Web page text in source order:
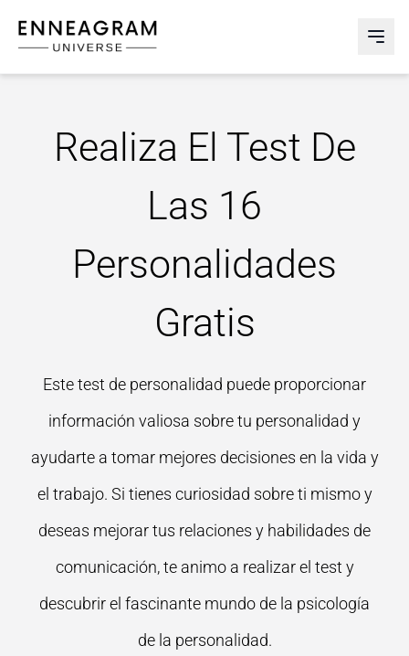
Enneagram Universe
Realiza El Test De
Las 16
Personalidades
Gratis
Este test de personalidad puede proporcionar
información valiosa sobre tu personalidad y
ayudarte a tomar mejores decisiones en la vida y
el trabajo. Si tienes curiosidad sobre ti mismo y
deseas mejorar tus relaciones y habilidades de
comunicación, te animo a realizar el test y
descubrir el fascinante mundo de la psicología
de la personalidad.